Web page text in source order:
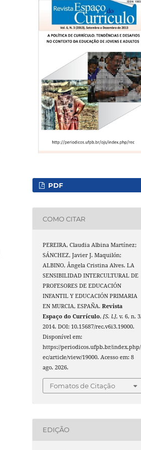
PDF
COMO CITAR
PEREIRA, Claudia Albina Martínez;
SÁNCHEZ, Javier J. Maquilón;
ALBINO, Ângela Cristina Alves. LA
SENSIBILIDAD INTERCULTURAL DE
PROFESORES DE EDUCACIÓN
INFANTIL Y EDUCACIÓN PRIMARIA
EN MURCIA, ESPAÑA.Revista
Espaço do Currículo,[S. l.], v. 6, n. 3,
2014. DOI: 10.15687/rec.v6i3.19000.
Disponível em:
https://periodicos.ufpb.br/
ec/article/view/19000. Acesso em: 8
ago. 2026.
Fomatos de Citação
EDIÇÃO